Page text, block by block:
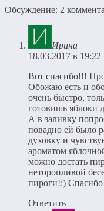
Обсуждение: 2
Ирина
18.03.2017 в 19:22
Вот спасибо!!!
Обожаю есть и
очень быстро,
готовишь яблоки
А в заливку
повадно ей было
духовку и
ароматом
можно достать
неторопливой
пироги!:)
Ответить